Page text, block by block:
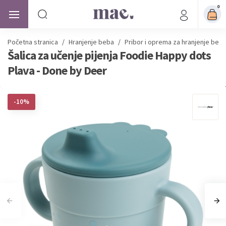
0
Početna stranica / Hranjenje beba / Pribor i oprema za hranjenje beba
Šalica za učenje pijenja Foodie Happy dots
Plava - Done by Deer
-10%